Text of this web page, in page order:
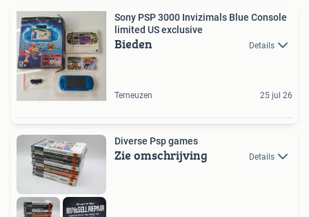
Sony PSP 3000 Invizimals Blue Console
limited US exclusive
Bieden Details
Terneuzen 25 jul 26
Diverse Psp games
Zie omschrijving Details